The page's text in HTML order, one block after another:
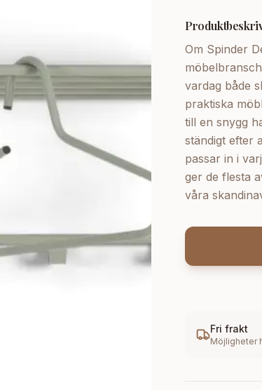
Om Spinder
vardag både
praktiska
till en snygg
ständigt efter
passar in i
ger de flesta
våra
Fri frakt
Möjligheter